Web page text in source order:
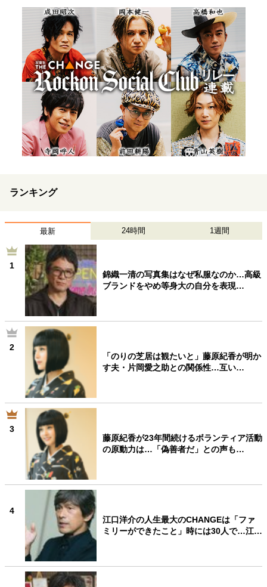
ランキング
最新 24時間 1週間
1
錦織一清の写真集はなぜ私服なのか…高級
ブランドをやめ等身大の自分を表現…
2
「のりの芝居は観たいと」藤原紀香が明か
す夫・片岡愛之助との関係性…互い…
3
藤原紀香が23年間続けるボランティア活動
の原動力は…「偽善者だ」との声も…
4
江口洋介の人生最大のCHANGEは「ファ
ミリーができたこと」時には30人で…江…